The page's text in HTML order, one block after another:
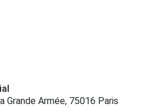
Grande Armée, 75016 Paris